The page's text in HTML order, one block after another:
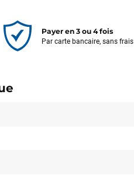
Payer en 3 ou 4 fois
Par carte bancaire, sans frais